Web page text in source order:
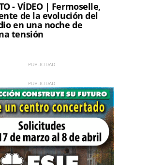
- VÍDEO | Fermoselle,
de la evolución del
en una noche de
tensión